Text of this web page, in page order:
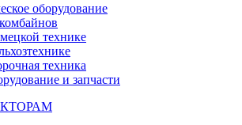
оборудование
технике
техника
и запчасти